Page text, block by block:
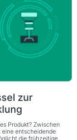
zur
Produkt? Zwischen
eine entscheidende
die frühzeitige